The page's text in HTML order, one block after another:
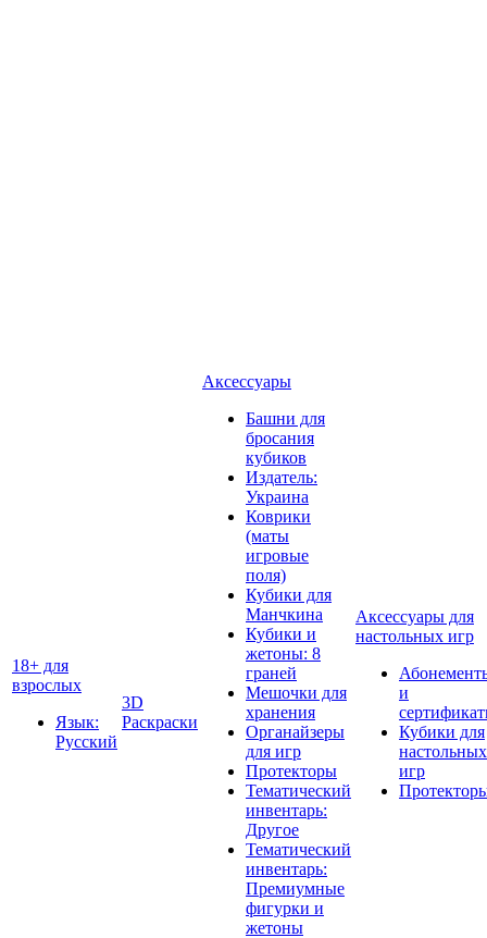
18+ для
взрослых
Язык:
Русский
3D
Раскраски
Аксессуары
Башни для
бросания
кубиков
Издатель:
Украина
Коврики
(маты
игровые
поля)
Кубики для
Манчкина
Кубики и
жетоны: 8
граней
Мешочки для
хранения
Органайзеры
для игр
Протекторы
Тематический
инвентарь:
Другое
Тематический
инвентарь:
Премиумные
фигурки и
жетоны
Аксессуары для
настольных игр
и
Кубики для
настольных
игр